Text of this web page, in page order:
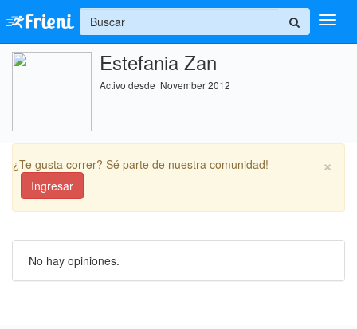
Ayuda
+
Estefania Zan
Activo desde November 2012
×
¿Te gusta correr? Sé parte de nuestra comunidad!
Ingresar
No hay opiniones.